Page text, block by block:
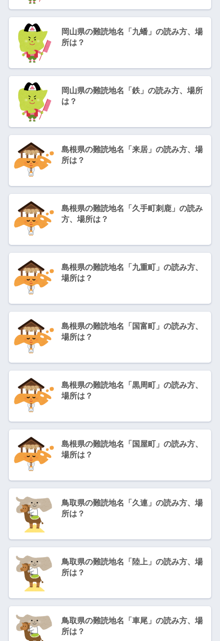
岡山県の難読地名「九蟠」の読み方、場
所は？
岡山県の難読地名「鉄」の読み方、場所
は？
島根県の難読地名「来居」の読み方、場
所は？
島根県の難読地名「久手町刺鹿」の読み
方、場所は？
島根県の難読地名「九重町」の読み方、
場所は？
島根県の難読地名「国富町」の読み方、
場所は？
島根県の難読地名「黒周町」の読み方、
場所は？
島根県の難読地名「国屋町」の読み方、
場所は？
鳥取県の難読地名「久連」の読み方、場
所は？
鳥取県の難読地名「陸上」の読み方、場
所は？
鳥取県の難読地名「車尾」の読み方、場
所は？